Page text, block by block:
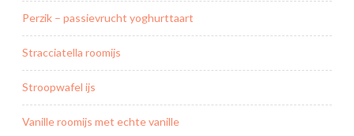
Perzik – passievrucht yoghurttaart
Stracciatella roomijs
Stroopwafel ijs
Vanille roomijs met echte vanille